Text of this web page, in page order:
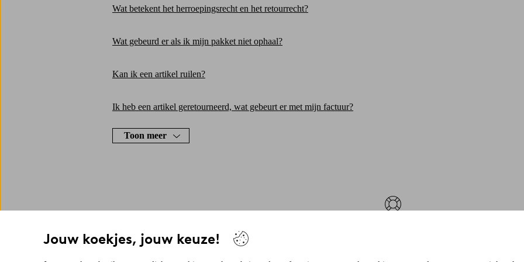
Jouw koekjes, jouw keuze!
Wat betekent het herroepingsrecht en het retourrecht?
Wat gebeurd er als ik mijn pakket niet ophaal?
Kan ik een artikel ruilen?
Ik heb een artikel geretourneerd, wat gebeurt er met mijn factuur?
Toon meer